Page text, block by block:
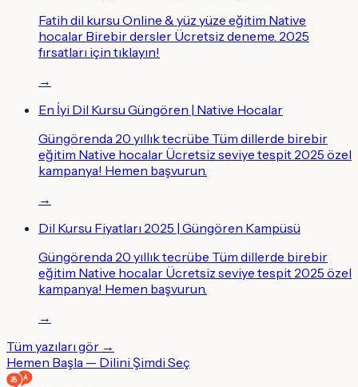
Fatih dil kursu Online & yüz yüze eğitim Native
hocalar Birebir dersler Ücretsiz deneme. 2025
fırsatları için tıklayın!
→
En İyi Dil Kursu Güngören | Native Hocalar
Güngörenda 20 yıllık tecrübe Tüm dillerde birebir
eğitim Native hocalar Ücretsiz seviye tespit 2025 özel
kampanya! Hemen başvurun.
→
Dil Kursu Fiyatları 2025 | Güngören Kampüsü
Güngörenda 20 yıllık tecrübe Tüm dillerde birebir
eğitim Native hocalar Ücretsiz seviye tespit 2025 özel
kampanya! Hemen başvurun.
→
Tüm yazıları gör →
Hemen Başla — Dilini Şimdi Seç